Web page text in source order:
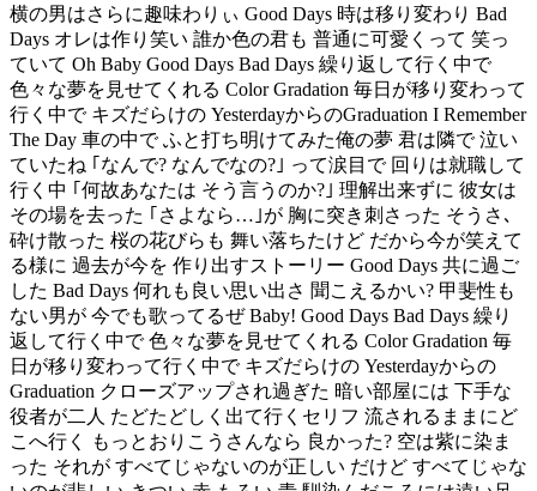
横の男はさらに趣味わりぃ Good Days 時は移り変わり Bad
Days オレは作り笑い 誰か色の君も 普通に可愛くって 笑っ
ていて Oh Baby Good Days Bad Days 繰り返して行く中で
色々な夢を見せてくれる Color Gradation 毎日が移り変わって
行く中で キズだらけの YesterdayからのGraduation I Remember
The Day 車の中で ふと打ち明けてみた俺の夢 君は隣で 泣い
ていたね ｢なんで? なんでなの?｣ って涙目で 回りは就職して
行く中 ｢何故あなたは そう言うのか?｣ 理解出来ずに 彼女は
その場を去った ｢さよなら…｣が 胸に突き刺さった そうさ､
砕け散った 桜の花びらも 舞い落ちたけど だから今が笑えて
る様に 過去が今を 作り出すストーリー Good Days 共に過ご
した Bad Days 何れも良い思い出さ 聞こえるかい? 甲斐性も
ない男が 今でも歌ってるぜ Baby! Good Days Bad Days 繰り
返して行く中で 色々な夢を見せてくれる Color Gradation 毎
日が移り変わって行く中で キズだらけの Yesterdayからの
Graduation クローズアップされ過ぎた 暗い部屋には 下手な
役者が二人 たどたどしく出て行くセリフ 流されるままにど
こへ行く もっとおりこうさんなら 良かった? 空は紫に染ま
った それが すべてじゃないのが正しい だけど すべてじゃな